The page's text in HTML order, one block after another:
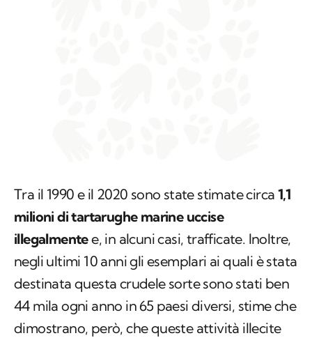
Tra il 1990 e il 2020 sono state stimate circa 1,1
milioni di tartarughe marine uccise
illegalmentee, in alcuni casi, trafficate. Inoltre,
negli ultimi 10 anni gli esemplari ai quali è stata
destinata questa crudele sorte sono stati ben
44 mila ogni anno in 65 paesi diversi, stime che
dimostrano, però, che queste attività illecite